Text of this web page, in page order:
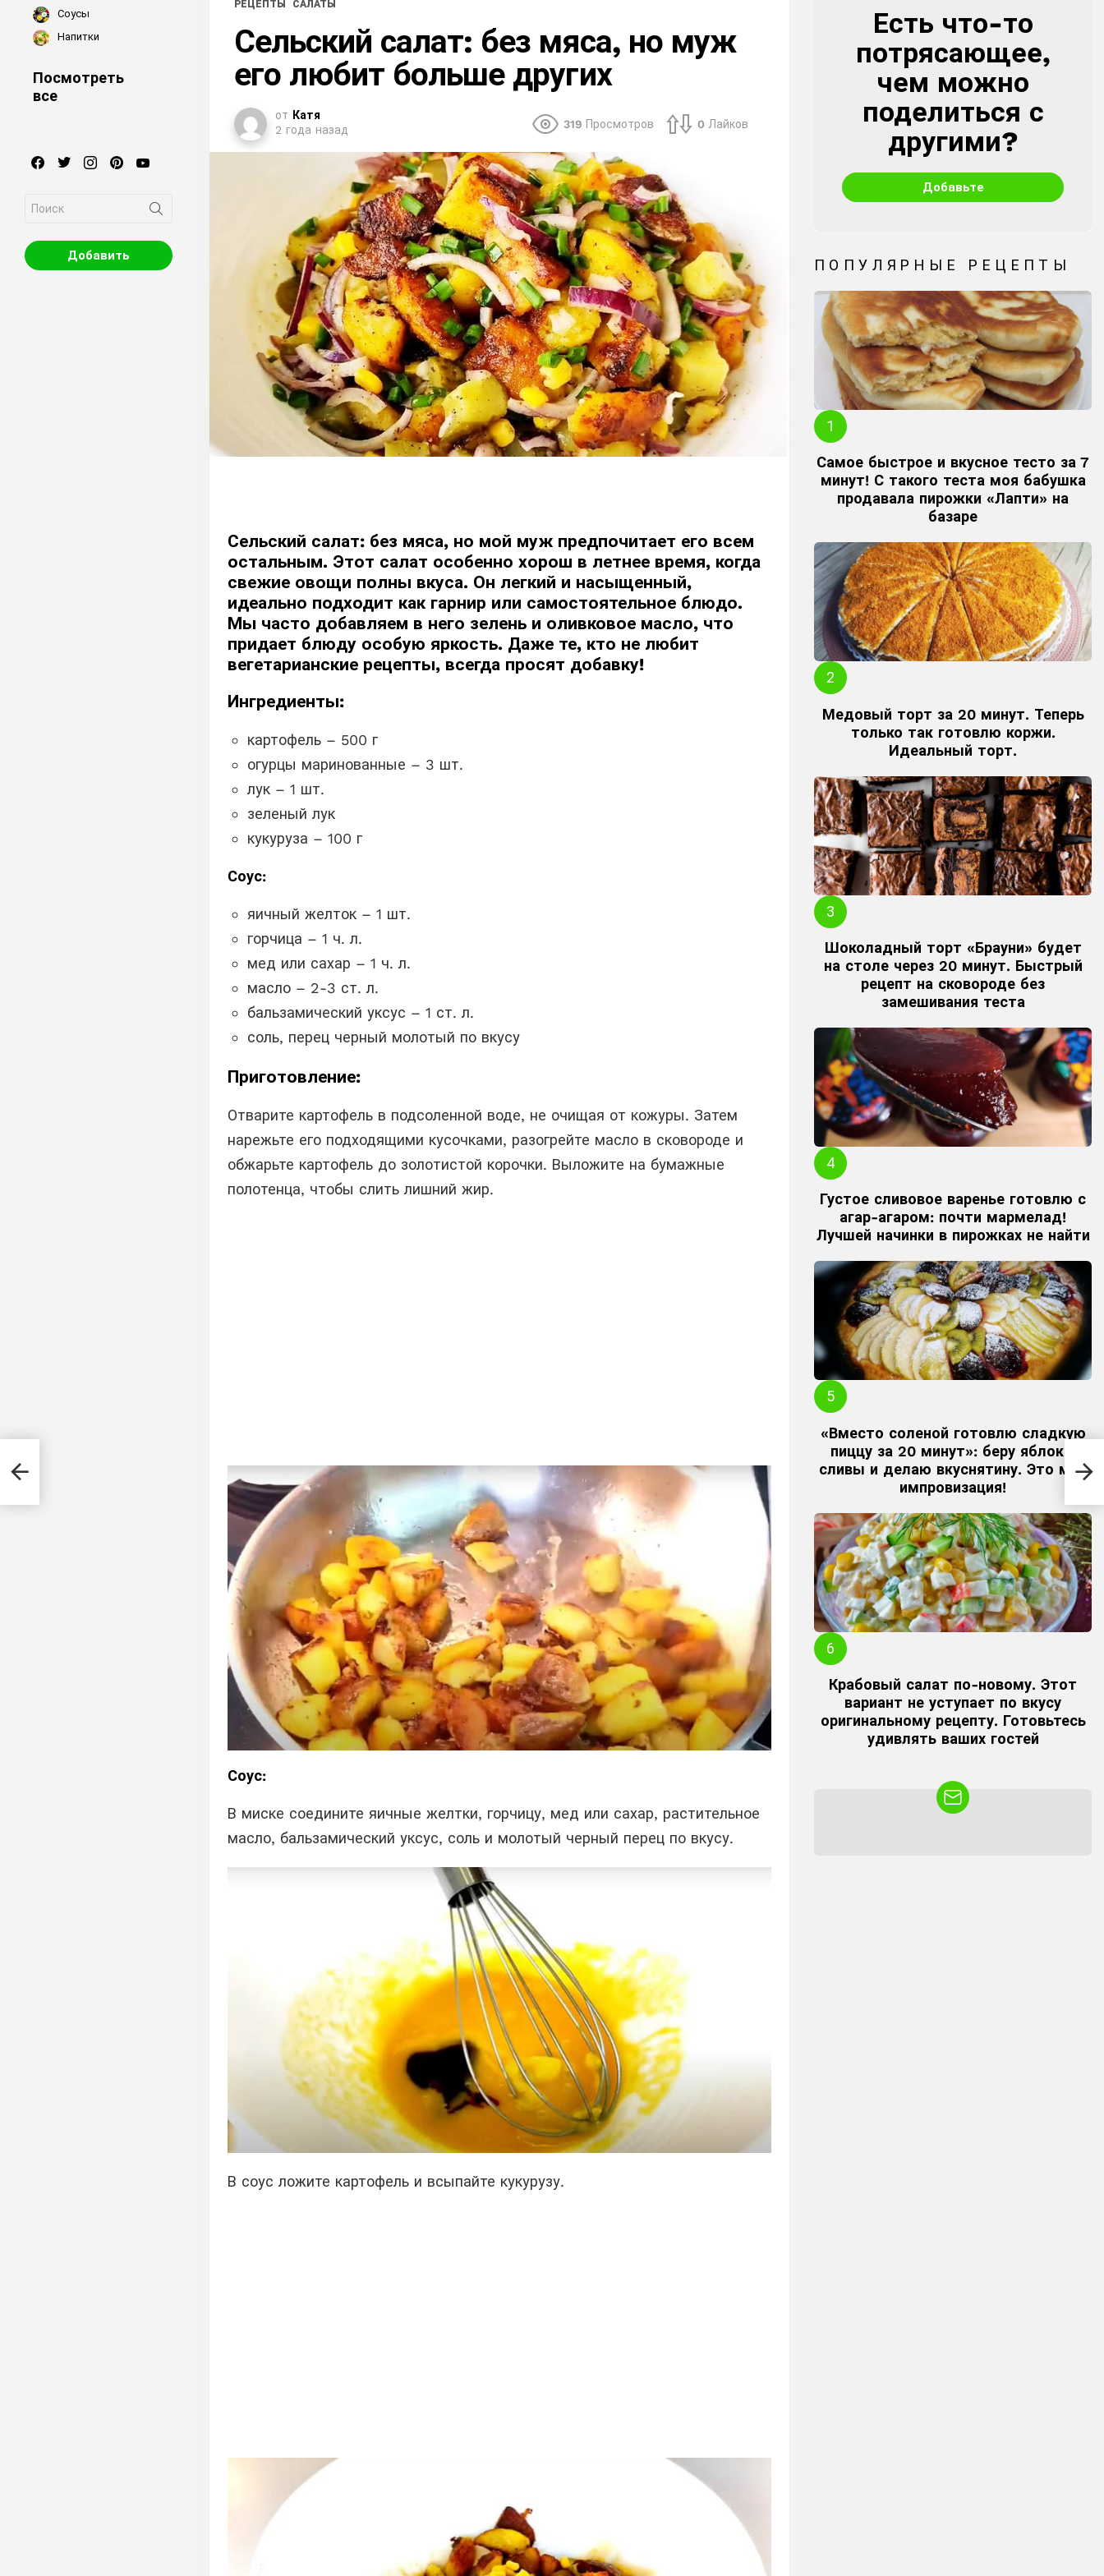
РЕЦЕПТЫ САЛАТЫ
Сельский салат: без мяса, но муж
его любит больше других
от Катя
2 года назад
319 Просмотров 0 Лайков
Сельский салат: без мяса, но мой муж предпочитает его всем
остальным. Этот салат особенно хорош в летнее время, когда
свежие овощи полны вкуса. Он легкий и насыщенный,
идеально подходит как гарнир или самостоятельное блюдо.
Мы часто добавляем в него зелень и оливковое масло, что
придает блюду особую яркость. Даже те, кто не любит
вегетарианские рецепты, всегда просят добавку!
Ингредиенты:
картофель – 500 г
огурцы маринованные – 3 шт.
лук – 1 шт.
зеленый лук
кукуруза – 100 г
Соус:
яичный желток – 1 шт.
горчица – 1 ч. л.
мед или сахар – 1 ч. л.
масло – 2-3 ст. л.
бальзамический уксус – 1 ст. л.
соль, перец черный молотый по вкусу
Приготовление:
Отварите картофель в подсоленной воде, не очищая от кожуры. Затем
нарежьте его подходящими кусочками, разогрейте масло в сковороде и
обжарьте картофель до золотистой корочки. Выложите на бумажные
полотенца, чтобы слить лишний жир.
Соус:
В миске соедините яичные желтки, горчицу, мед или сахар, растительное
масло, бальзамический уксус, соль и молотый черный перец по вкусу.
В соус ложите картофель и всыпайте кукурузу.
CREATE
Есть что-то
потрясающее,
чем можно
поделиться с
другими?
Добавьте
ПОПУЛЯРНЫЕ РЕЦЕПТЫ
Самое быстрое и вкусное тесто за 7
минут! С такого теста моя бабушка
продавала пирожки «Лапти» на
базаре
Медовый торт за 20 минут. Теперь
только так готовлю коржи.
Идеальный торт.
Шоколадный торт «Брауни» будет
на столе через 20 минут. Быстрый
рецепт на сковороде без
замешивания теста
Густое сливовое варенье готовлю с
агар-агаром: почти мармелад!
Лучшей начинки в пирожках не найти
«Вместо соленой готовлю сладкую
пиццу за 20 минут»: беру яблоки,
сливы и делаю вкуснятину. Это моя
импровизация!
Крабовый салат по-новому. Этот
вариант не уступает по вкусу
оригинальному рецепту. Готовьтесь
удивлять ваших гостей
Соусы
Напитки
Посмотреть
все
facebooktwitterinstagrampinterest
for:
Добавить